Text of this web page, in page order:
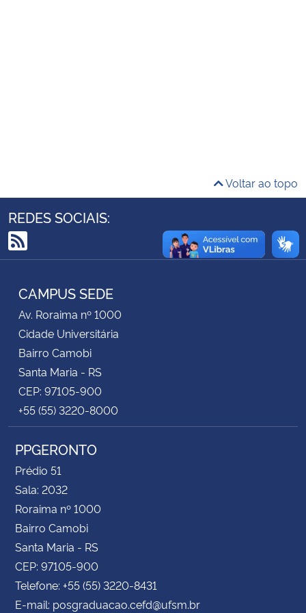
Ministério do Desenvolvimento Regional
Ministério da Mulher, da Família e dos Direitos Humanos
Secretaria-Geral
Secretaria de Governo
Gabinete de Segurança Institucional
Advocacia-Geral da União
Voltar ao topo
REDES SOCIAIS:
RSS
CAMPUS SEDE
Av. Roraima nº 1000
Cidade Universitária
Bairro Camobi
Santa Maria - RS
CEP: 97105-900
+55 (55) 3220-8000
PPGERONTO
Prédio 51
Sala: 2032
Roraima nº 1000
Bairro Camobi
Santa Maria - RS
CEP: 97105-900
Telefone: +55 (55) 3220-8431
E-mail: posgraduacao.cefd@ufsm.br